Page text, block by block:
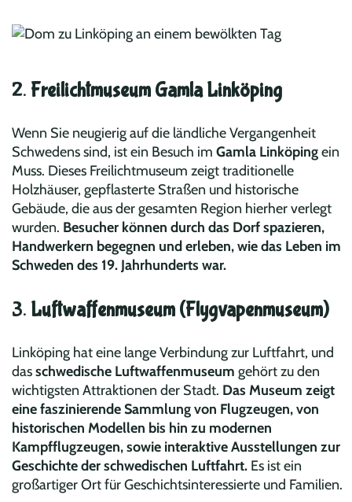
2. Freilichtmuseum Gamla Linköping
Wenn Sie neugierig auf die ländliche Vergangenheit
Schwedens sind, ist ein Besuch im Gamla Linköpingein
Muss. Dieses Freilichtmuseum zeigt traditionelle
Holzhäuser, gepflasterte Straßen und historische
Gebäude, die aus der gesamten Region hierher verlegt
wurden. Besucher können durch das Dorf spazieren,
Handwerkern begegnen und erleben, wie das Leben im
Schweden des 19. Jahrhunderts war.
3. Luftwaffenmuseum (Flygvapenmuseum)
Linköping hat eine lange Verbindung zur Luftfahrt, und
dasschwedische Luftwaffenmuseum gehört zu den
wichtigsten Attraktionen der Stadt. Das Museum zeigt
eine faszinierende Sammlung von Flugzeugen, von
historischen Modellen bis hin zu modernen
Kampfflugzeugen, sowie interaktive Ausstellungen zur
Geschichte der schwedischen Luftfahrt. Es ist ein
großartiger Ort für Geschichtsinteressierte und Familien.